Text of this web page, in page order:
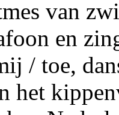
van
en
/ toe,
het